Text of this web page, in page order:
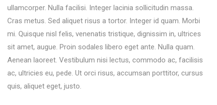
ullamcorper. Nulla facilisi. Integer lacinia sollicitudin massa.
Cras metus. Sed aliquet risus a tortor. Integer id quam. Morbi
mi. Quisque nisl felis, venenatis tristique, dignissim in, ultrices
sit amet, augue. Proin sodales libero eget ante. Nulla quam.
Aenean laoreet. Vestibulum nisi lectus, commodo ac, facilisis
ac, ultricies eu, pede. Ut orci risus, accumsan porttitor, cursus
quis, aliquet eget, justo.